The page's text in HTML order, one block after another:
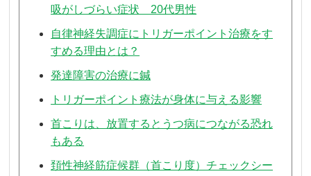
吸がしづらい症状 20代男性
自律神経失調症にトリガーポイント治療をす
すめる理由とは？
発達障害の治療に鍼
トリガーポイント療法が身体に与える影響
首こりは、放置するとうつ病につながる恐れ
もある
頚性神経筋症候群（首こり度）チェックシー